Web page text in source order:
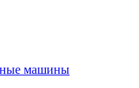
машины